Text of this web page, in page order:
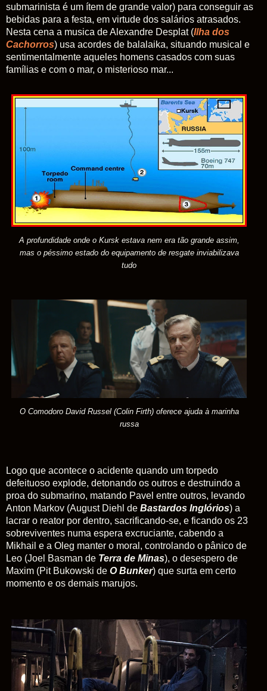
submarinista é um ítem de grande valor) para conseguir as
bebidas para a festa, em virtude dos salários atrasados.
Nesta cena a musica de Alexandre Desplat (Ilha dos
Cachorros) usa acordes de balalaika, situando musical e
sentimentalmente aqueles homens casados com suas
famílias e com o mar, o misterioso mar...
A profundidade onde o Kursk estava nem era tão grande assim,
mas o péssimo estado do equipamento de resgate inviabilizava
tudo
O Comodoro David Russel (Colin Firth) oferece ajuda à marinha
russa
Logo que acontece o acidente quando um torpedo
defeituoso explode, detonando os outros e destruindo a
proa do submarino, matando Pavel entre outros, levando
Anton Markov (August Diehl de Bastardos Inglórios) a
lacrar o reator por dentro, sacrificando-se, e ficando os 23
sobreviventes numa espera excruciante, cabendo a
Mikhail e a Oleg manter o moral, controlando o pânico de
Leo (Joel Basman de Terra de Minas), o desespero de
Maxim (Pit Bukowski de O Bunker) que surta em certo
momento e os demais marujos.